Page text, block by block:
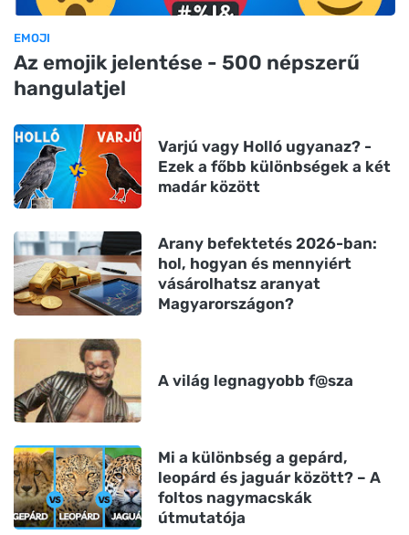
EMOJI
Az emojik jelentése - 500 népszerű
hangulatjel
Varjú vagy Holló ugyanaz? -
Ezek a főbb különbségek a két
madár között
Arany befektetés 2026-ban:
hol, hogyan és mennyiért
vásárolhatsz aranyat
Magyarországon?
A világ legnagyobb f@sza
Mi a különbség a gepárd,
leopárd és jaguár között? – A
foltos nagymacskák
útmutatója